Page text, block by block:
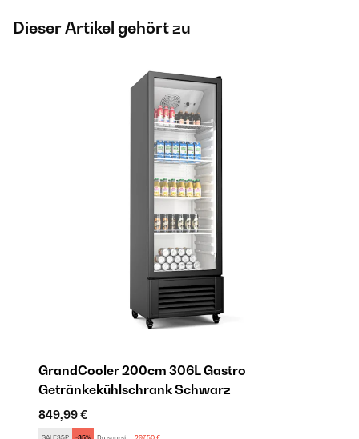
Dieser Artikel gehört zu
GrandCooler 200cm 306L Gastro
Getränkekühlschrank​ Schwarz
849,99 €
SALE35P -35% Du sparst: 297,50 €